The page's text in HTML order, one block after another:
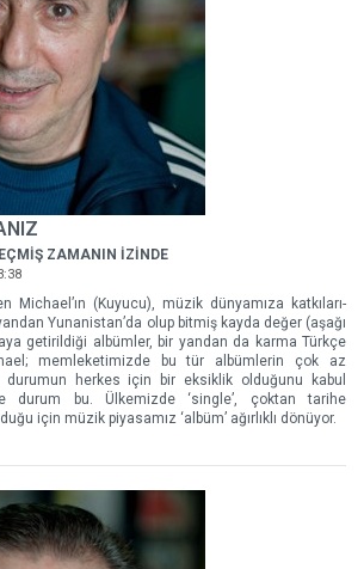
ZAMANIN İZİNDE
Michael’ın (Kuyucu), müzik dünyamıza katkıları-
Yunanistan’da olup bitmiş kayda değer (aşağı
getirildiği albümler, bir yandan da karma Türkçe
memleketimizde bu tür albümlerin çok az
durumun herkes için bir eksiklik olduğunu kabul
durum bu. Ülkemizde ‘single’, çoktan tarihe
için müzik piyasamız ‘albüm’ ağırlıklı dönüyor.